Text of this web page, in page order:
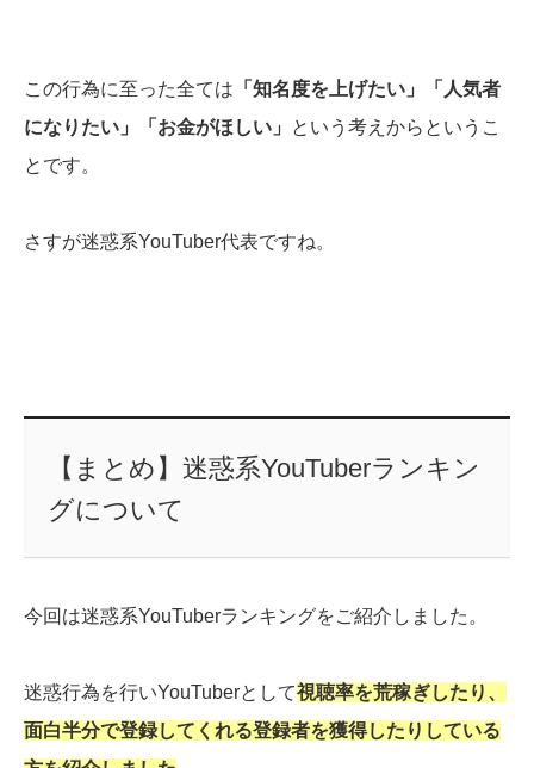
この行為に至った全ては 「知名度を上げたい」「人気者
になりたい」「お金がほしい」
という考えからというこ
とです。
さすが迷惑系YouTuber代表ですね。
【まとめ】迷惑系YouTuberランキン
グについて
今回は迷惑系YouTuberランキングをご紹介しました。
迷惑行為を行いYouTuberとして視聴率を荒稼ぎしたり、
面白半分で登録してくれる登録者を獲得したりしている